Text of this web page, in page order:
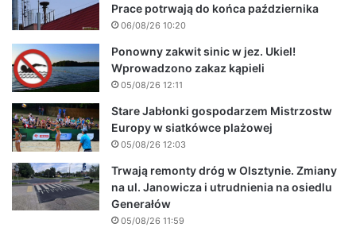
Prace potrwają do końca października
06/08/26 10:20
Ponowny zakwit sinic w jez. Ukiel!
Wprowadzono zakaz kąpieli
05/08/26 12:11
Stare Jabłonki gospodarzem Mistrzostw
Europy w siatkówce plażowej
05/08/26 12:03
Trwają remonty dróg w Olsztynie. Zmiany
na ul. Janowicza i utrudnienia na osiedlu
Generałów
05/08/26 11:59